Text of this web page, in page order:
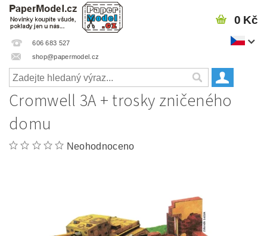
606 683 527
shop@papermodel.cz
0 Kč
Cromwell 3A + trosky zničeného
domu
Neohodnoceno